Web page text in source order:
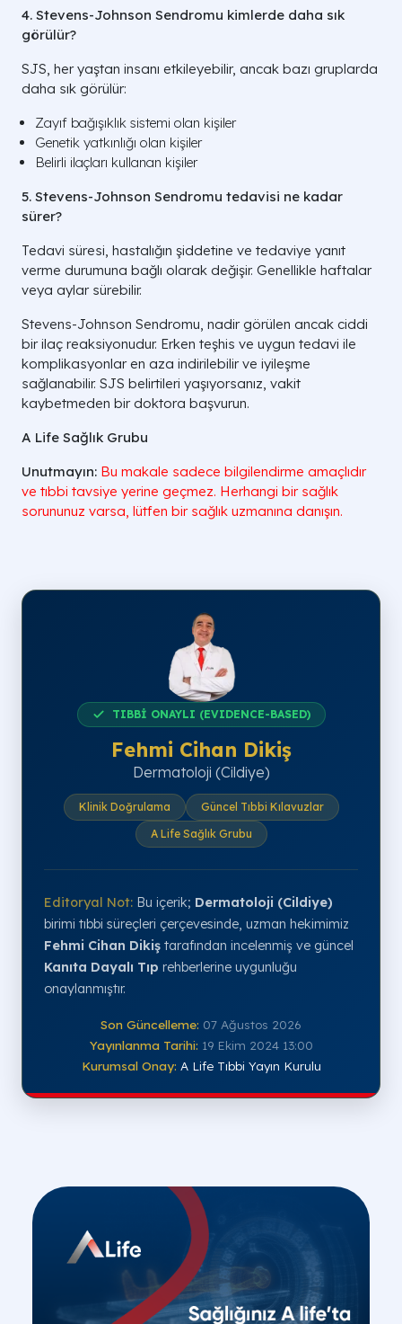
4. Stevens-Johnson Sendromu kimlerde daha sık
görülür?
SJS, her yaştan insanı etkileyebilir, ancak bazı gruplarda
daha sık görülür:
Zayıf bağışıklık sistemi olan kişiler
Genetik yatkınlığı olan kişiler
Belirli ilaçları kullanan kişiler
5. Stevens-Johnson Sendromu tedavisi ne kadar
sürer?
Tedavi süresi, hastalığın şiddetine ve tedaviye yanıt
verme durumuna bağlı olarak değişir. Genellikle haftalar
veya aylar sürebilir.
Stevens-Johnson Sendromu, nadir görülen ancak ciddi
bir ilaç reaksiyonudur. Erken teşhis ve uygun tedavi ile
komplikasyonlar en aza indirilebilir ve iyileşme
sağlanabilir. SJS belirtileri yaşıyorsanız, vakit
kaybetmeden bir doktora başvurun.
A Life Sağlık Grubu
Unutmayın: Bu makale sadece bilgilendirme amaçlıdır
ve tıbbi tavsiye yerine geçmez. Herhangi bir sağlık
sorununuz varsa, lütfen bir sağlık uzmanına danışın.
TIBBİ ONAYLI (EVIDENCE-BASED)
Fehmi Cihan Dikiş
Dermatoloji (Cildiye)
Klinik Doğrulama
Güncel Tıbbi Kılavuzlar
A Life Sağlık Grubu
Editoryal Not: Bu içerik; Dermatoloji (Cildiye)
birimi tıbbi süreçleri çerçevesinde, uzman hekimimiz
Fehmi Cihan Dikiş tarafından incelenmiş ve güncel
Kanıta Dayalı Tıp rehberlerine uygunluğu
onaylanmıştır.
Son Güncelleme: 07 Ağustos 2026
Yayınlanma Tarihi: 19 Ekim 2024 13:00
Kurumsal Onay: A Life Tıbbi Yayın Kurulu